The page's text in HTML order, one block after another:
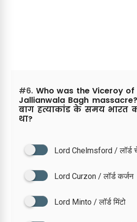
#6. Who was the Viceroy
Jallianwala Bagh
बाग हत्याकांड के समय भारत
था?
Lord Chelmsford / लॉर्ड
Lord Curzon / लॉर्ड कर्जन
Lord Minto / लॉर्ड मिंटो